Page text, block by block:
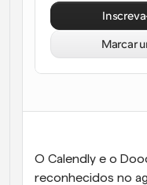
Fluxos de trabalho
Automatizar
Blogue
Reunião com
O Calendly e o
reconhecidos no
Marcar